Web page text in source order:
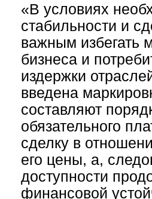
«В условиях
стабильности и
важным избегать
бизнеса и
издержки
введена
составляют
обязательного
сделку в
его цены, а,
доступности
финансовой